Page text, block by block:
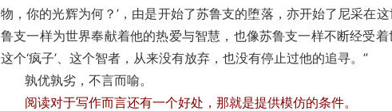
物，你的光辉为何？’，由是开始了苏鲁支的堕落，亦开始了尼采在
鲁支一样为世界奉献着他的热爱与智慧，也像苏鲁支一样不断经受着
这个‘疯子’、这个智者，从来没有放弃，也没有停止过他的追寻。”
孰优孰劣，不言而喻。
阅读对于写作而言还有一个好处，那就是提供模仿的条件。